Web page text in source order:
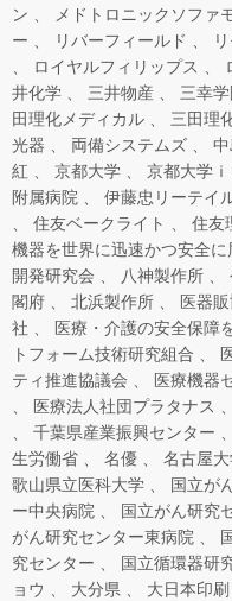
ン
メドトロニックソファ
ー
リバーフィールド
ロイヤルフィリップス
井化学
三井物産 三幸学
田理化メディカル
三田理
光器
両備システムズ
紅
京都大学 京都大学
附属病院
伊藤忠リーテイ
住友ベークライト
住友
機器を世界に迅速かつ安全
開発研究会
八神製作所
閣府
北浜製作所 医器
社
医療・介護の安全保障
トフォーム技術研究組合
ティ推進協議会
医療機器
医療法人社団プラタナス
千葉県産業振興センター
生労働省
名優 名古屋
歌山県立医科大学
国立が
ー中央病院
国立がん研究
がん研究センター東病院
究センター
国立循環器研
ョウ
大分県 大日本印刷